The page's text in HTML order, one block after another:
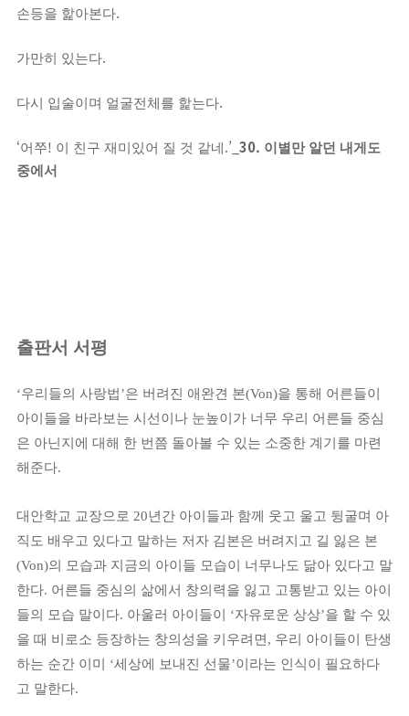
손등을 핥아본다.
가만히 있는다.
다시 입술이며 얼굴전체를 핥는다.
‘어쭈! 이 친구 재미있어 질 것 같네.’_ 30. 이별만 알던 내게도
중에서
출판서 서평
‘우리들의 사랑법’은 버려진 애완견 본(Von)을 통해 어른들이
아이들을 바라보는 시선이나 눈높이가 너무 우리 어른들 중심
은 아닌지에 대해 한 번쯤 돌아볼 수 있는 소중한 계기를 마련
해준다.
대안학교 교장으로 20년간 아이들과 함께 웃고 울고 뒹굴며 아
직도 배우고 있다고 말하는 저자 김본은 버려지고 길 잃은 본
(Von)의 모습과 지금의 아이들 모습이 너무나도 닮아 있다고 말
한다. 어른들 중심의 삶에서 창의력을 잃고 고통받고 있는 아이
들의 모습 말이다. 아울러 아이들이 ‘자유로운 상상’을 할 수 있
을 때 비로소 등장하는 창의성을 키우려면, 우리 아이들이 탄생
하는 순간 이미 ‘세상에 보내진 선물’이라는 인식이 필요하다
고 말한다.